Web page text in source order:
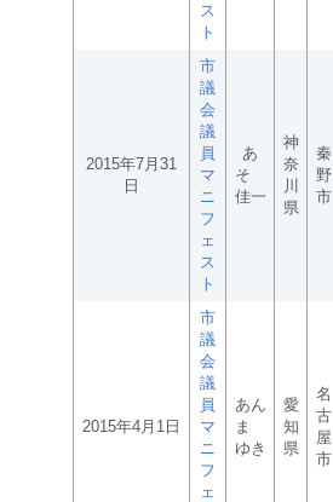
ス
ト
2015年7月31
日
市
議
会
議
員
マ
ニ
フ
ェ
ス
ト
あ
そ
佳一
神
奈
川
県
秦
野
市
2015年4月1日
市
議
会
議
員
マ
ニ
フ
ェ
あん
ま
ゆき
愛
知
県
名
古
屋
市